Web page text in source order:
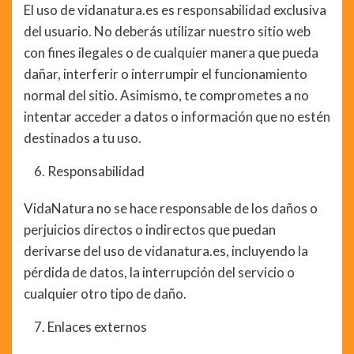
El uso de vidanatura.es es responsabilidad exclusiva
del usuario. No deberás utilizar nuestro sitio web
con fines ilegales o de cualquier manera que pueda
dañar, interferir o interrumpir el funcionamiento
normal del sitio. Asimismo, te comprometes a no
intentar acceder a datos o información que no estén
destinados a tu uso.
Responsabilidad
VidaNatura no se hace responsable de los daños o
perjuicios directos o indirectos que puedan
derivarse del uso de vidanatura.es, incluyendo la
pérdida de datos, la interrupción del servicio o
cualquier otro tipo de daño.
Enlaces externos